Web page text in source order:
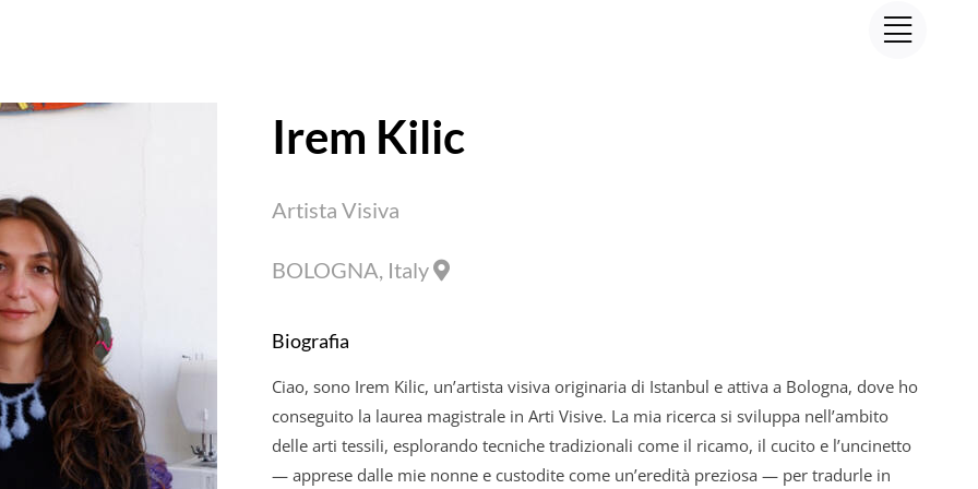
Irem Kilic
Artista Visiva
BOLOGNA, Italy
Biografia
Ciao, sono Irem Kilic, un’artista visiva originaria di Istanbul e attiva a Bologna, dove ho
conseguito la laurea magistrale in Arti Visive. La mia ricerca si sviluppa nell’ambito
delle arti tessili, esplorando tecniche tradizionali come il ricamo, il cucito e l’uncinetto
— apprese dalle mie nonne e custodite come un’eredità preziosa — per tradurle in